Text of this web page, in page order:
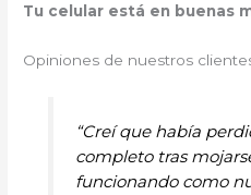
Tu celular está en buenas
Opiniones de nuestros clientes
“Creí que había
completo tras
funcionando como